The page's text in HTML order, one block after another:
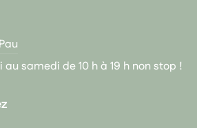
samedi de 10 h à 19 h non stop !